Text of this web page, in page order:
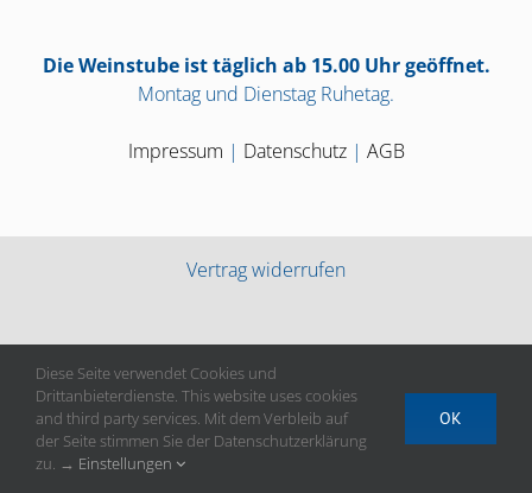
Die Weinstube ist täglich ab 15.00 Uhr geöffnet.
Montag und Dienstag Ruhetag.
Impressum | Datenschutz| AGB
Vertrag widerrufen
Diese Seite verwendet Cookies und
Drittanbieterdienste. This website uses cookies
and third party services. Mit dem Verbleib auf
der Seite stimmen Sie der Datenschutzerklärung
zu. → Einstellungen
OK